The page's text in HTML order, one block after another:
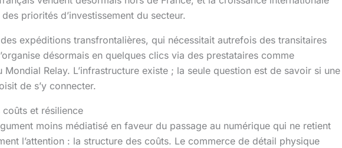
priorités d’investissement du secteur.
expéditions transfrontalières, qui nécessitait autrefois des transitaires
désormais en quelques clics via des prestataires comme
Mondial Relay. L’infrastructure existe ; la seule question est de savoir si une
de s’y connecter.
coûts et résilience
moins médiatisé en faveur du passage au numérique qui ne retient
l’attention : la structure des coûts. Le commerce de détail physique